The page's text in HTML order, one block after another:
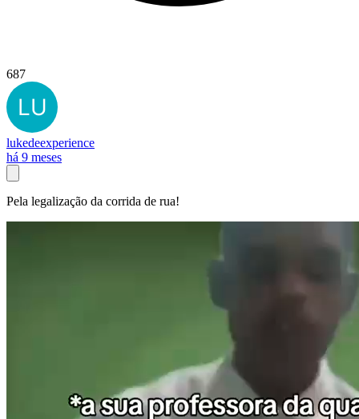
687
lukedeexperience
há 9 meses
Pela legalização da corrida de rua!